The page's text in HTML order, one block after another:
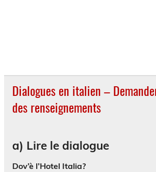
Dialogues en italien –
des renseignements
a) Lire le dialogue
Dov’è l’Hotel Italia?